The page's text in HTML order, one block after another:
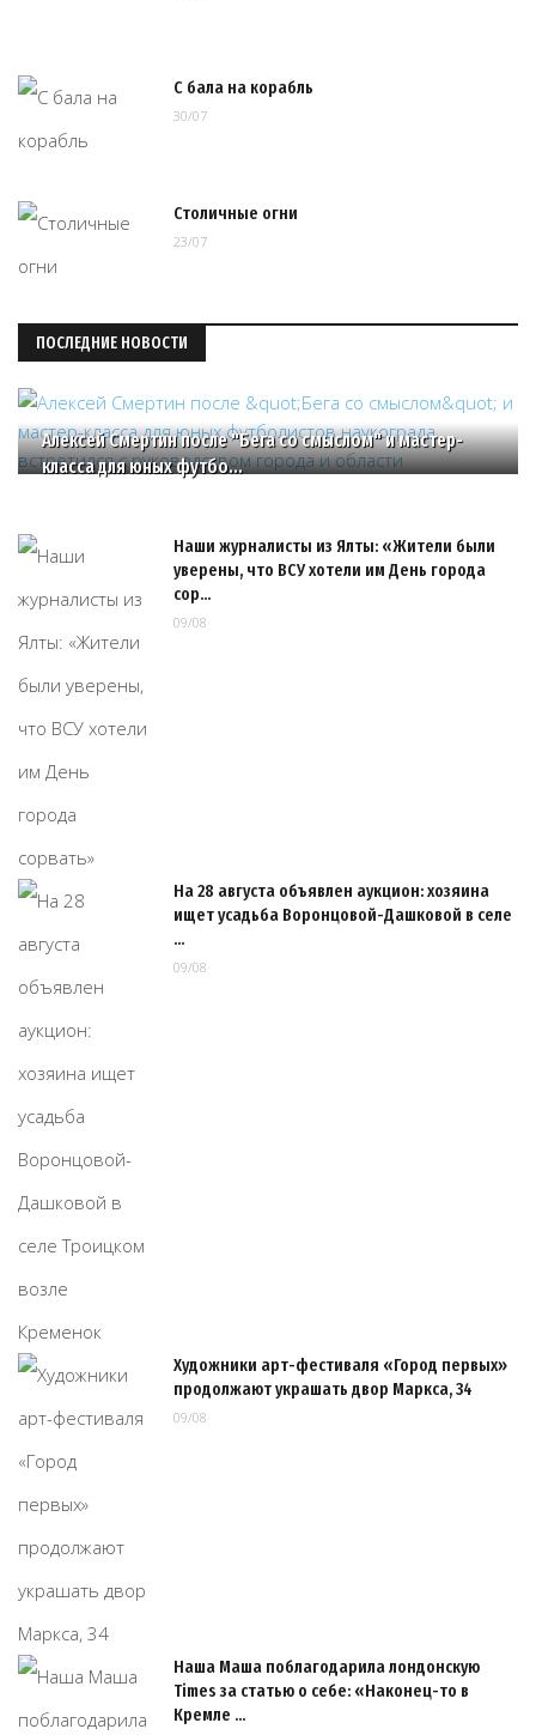
С бала на корабль
30/07
Столичные огни
23/07
ПОСЛЕДНИЕ НОВОСТИ
Алексей Смертин после "Бега со смыслом" и мастер-
класса для юных футбо…
Наши журналисты из Ялты: «Жители были
уверены, что ВСУ хотели им День города
сор…
09/08
На 28 августа объявлен аукцион: хозяина
ищет усадьба Воронцовой-Дашковой в селе
…
09/08
Художники арт-фестиваля «Город первых»
продолжают украшать двор Маркса, 34
09/08
Наша Маша поблагодарила лондонскую
Times за статью о себе: «Наконец-то в
Кремле …